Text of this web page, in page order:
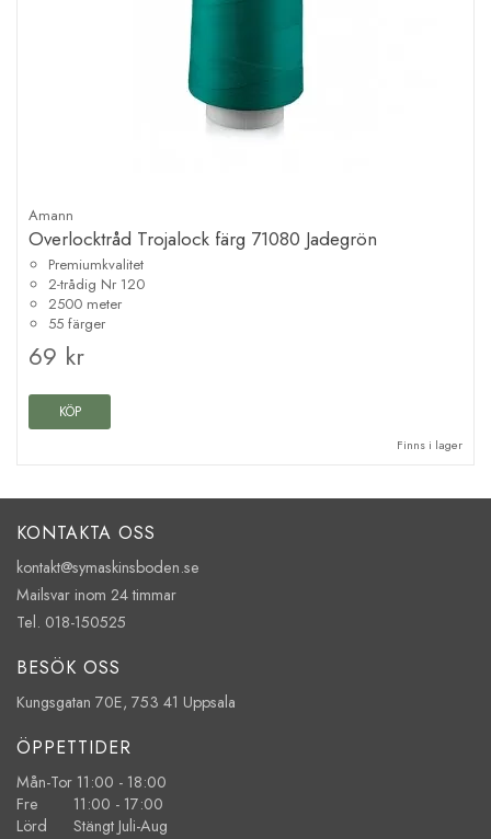
Amann
Overlocktråd Trojalock färg 71080 Jadegrön
Premiumkvalitet
2-trådig Nr 120
2500 meter
55 färger
69 kr
KÖP
Finns i lager
KONTAKTA OSS
kontakt@symaskinsboden.se
Mailsvar inom 24 timmar
Tel. 018-150525
BESÖK OSS
Kungsgatan 70E, 753 41 Uppsala
ÖPPETTIDER
Mån-Tor 11:00 - 18:00
Fre 11:00 - 17:00
Lörd Stängt Juli-Aug